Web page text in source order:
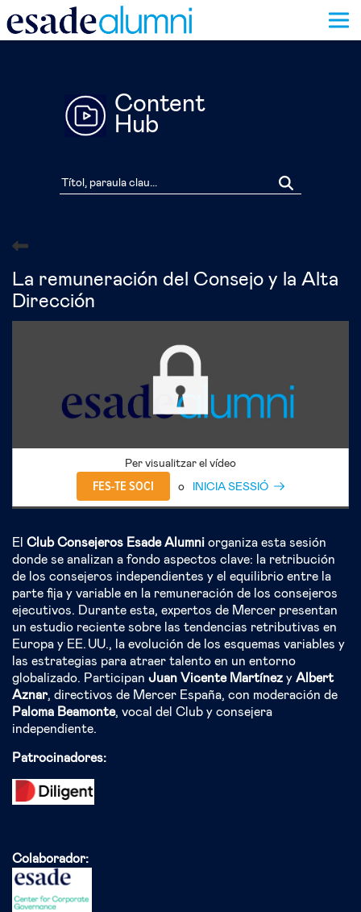
Content
Hub
La remuneración del Consejo y la Alta
Dirección
Per visualitzar el vídeo
FES-TE SOCI o INICIA SESSIÓ
El Club Consejeros Esade Alumni organiza esta sesión
donde se analizan a fondo aspectos clave: la retribución
de los consejeros independientes y el equilibrio entre la
parte fija y variable en la remuneración de los consejeros
ejecutivos. Durante esta, expertos de Mercer presentan
un estudio reciente sobre las tendencias retributivas en
Europa y EE. UU., la evolución de los esquemas variables y
las estrategias para atraer talento en un entorno
globalizado. Participan Juan Vicente Martínez y Albert
Aznar, directivos de Mercer España, con moderación de
Paloma Beamonte, vocal del Club y consejera
independiente.
Patrocinadores:
Colaborador: